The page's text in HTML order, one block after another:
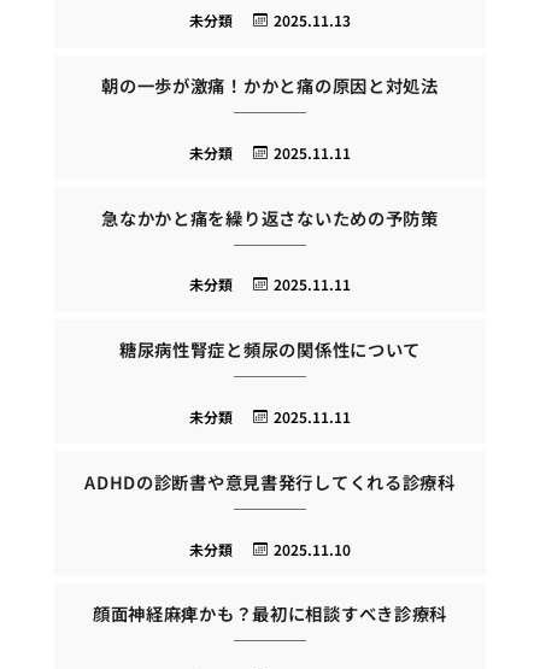
2025.11.13
未分類
朝の一歩が激痛！かかと痛の原因と対処法
2025.11.11
未分類
急なかかと痛を繰り返さないための予防策
2025.11.11
未分類
糖尿病性腎症と頻尿の関係性について
2025.11.11
未分類
ADHDの診断書や意見書発行してくれる診療科
2025.11.10
未分類
顔面神経麻痺かも？最初に相談すべき診療科